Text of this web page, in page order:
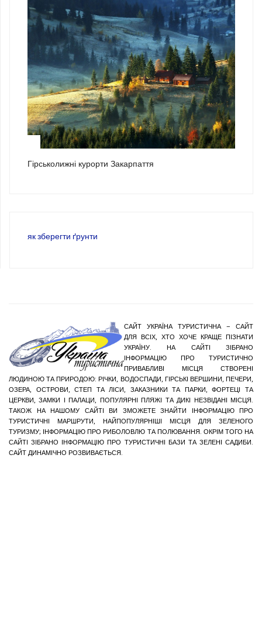
Гірськолижні курорти Закарпаття
як зберегти ґрунти
САЙТ УКРАЇНА ТУРИСТИЧНА – САЙТ
ДЛЯ ВСІХ, ХТО ХОЧЕ КРАЩЕ ПІЗНАТИ
УКРАЇНУ. НА САЙТІ ЗІБРАНО
ІНФОРМАЦІЮ ПРО ТУРИСТИЧНО
ПРИВАБЛИВІ МІСЦЯ СТВОРЕНІ
ЛЮДИНОЮ ТА ПРИРОДОЮ: РІЧКИ, ВОДОСПАДИ, ГІРСЬКІ ВЕРШИНИ, ПЕЧЕРИ,
ОЗЕРА, ОСТРОВИ, СТЕП ТА ЛІСИ, ЗАКАЗНИКИ ТА ПАРКИ, ФОРТЕЦІ ТА
ЦЕРКВИ, ЗАМКИ І ПАЛАЦИ, ПОПУЛЯРНІ ПЛЯЖІ ТА ДИКІ НЕЗВІДАНІ МІСЦЯ.
ТАКОЖ НА НАШОМУ САЙТІ ВИ ЗМОЖЕТЕ ЗНАЙТИ ІНФОРМАЦІЮ ПРО
ТУРИСТИЧНІ МАРШРУТИ, НАЙПОПУЛЯРНІШІ МІСЦЯ ДЛЯ ЗЕЛЕНОГО
ТУРИЗМУ; ІНФОРМАЦІЮ ПРО РИБОЛОВЛЮ ТА ПОЛЮВАННЯ. ОКРІМ ТОГО НА
САЙТІ ЗІБРАНО ІНФОРМАЦІЮ ПРО ТУРИСТИЧНІ БАЗИ ТА ЗЕЛЕНІ САДИБИ.
САЙТ ДИНАМІЧНО РОЗВИВАЄТЬСЯ.